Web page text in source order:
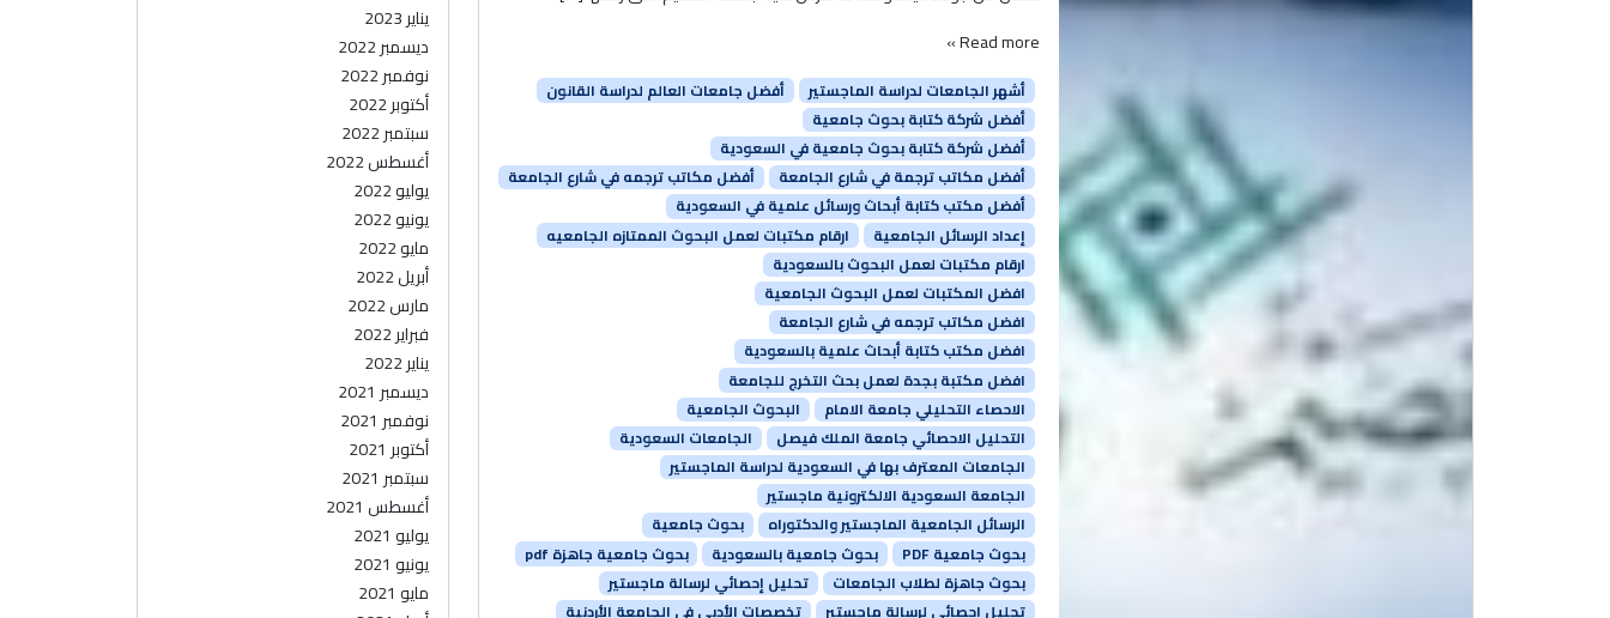
Read more »
أشهر الجامعات لدراسة الماجستير
أفضل جامعات العالم لدراسة القانون
أفضل شركة كتابة بحوث جامعية
أفضل شركة كتابة بحوث جامعية في السعودية
أفضل مكاتب ترجمة في شارع الجامعة
أفضل مكاتب ترجمه في شارع الجامعة
أفضل مكتب كتابة أبحاث ورسائل علمية في السعودية
إعداد الرسائل الجامعية
ارقام مكتبات لعمل البحوث الممتازه الجامعيه
ارقام مكتبات لعمل البحوث بالسعودية
افضل المكتبات لعمل البحوث الجامعية
افضل مكاتب ترجمه في شارع الجامعة
افضل مكتب كتابة أبحاث علمية بالسعودية
افضل مكتبة بجدة لعمل بحث التخرج للجامعة
الاحصاء التحليلي جامعة الامام
البحوث الجامعية
التحليل الاحصائي جامعة الملك فيصل
الجامعات السعودية
الجامعات المعترف بها في السعودية لدراسة الماجستير
الجامعة السعودية الالكترونية ماجستير
الرسائل الجامعية الماجستير والدكتوراه
بحوث جامعية
بحوث جامعية PDF
بحوث جامعية بالسعودية
بحوث جامعية جاهزة pdf
بحوث جاهزة لطلاب الجامعات
تحليل إحصائي لرسالة ماجستير
تحليل احصائي لرسالة ماجستير
تخصصات الأدبي في الجامعة الأردنية
يناير 2023
ديسمبر 2022
نوفمبر 2022
أكتوبر 2022
سبتمبر 2022
أغسطس 2022
يوليو 2022
يونيو 2022
مايو 2022
أبريل 2022
مارس 2022
فبراير 2022
يناير 2022
ديسمبر 2021
نوفمبر 2021
أكتوبر 2021
سبتمبر 2021
أغسطس 2021
يوليو 2021
يونيو 2021
مايو 2021